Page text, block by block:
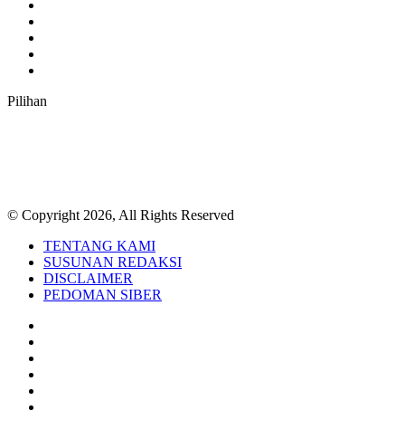
Pilihan
© Copyright 2026, All Rights Reserved
TENTANG KAMI
SUSUNAN REDAKSI
DISCLAIMER
PEDOMAN SIBER